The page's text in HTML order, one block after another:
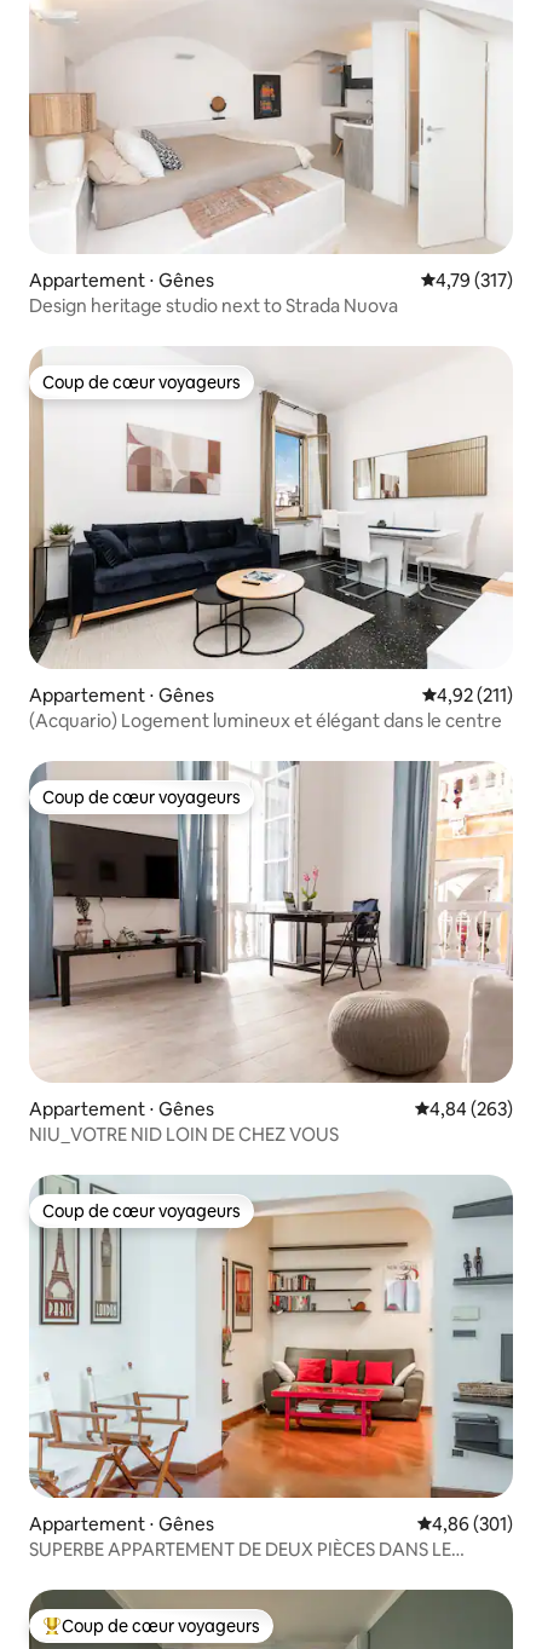
Appartement ⋅ Gênes Évaluation
4,79 (317)
Design heritage studio next to Strada Nuova
Coup de cœur voyageurs
Coup de cœur voyageurs
Appartement ⋅ Gênes Évaluation
4,92 (211)
(Acquario) Logement lumineux et élégant dans le centre
Coup de cœur voyageurs
Coup de cœur voyageurs
Appartement ⋅ Gênes Évaluation
4,84 (263)
NIU_VOTRE NID LOIN DE CHEZ VOUS
Coup de cœur voyageurs
Coup de cœur voyageurs
Appartement ⋅ Gênes Évaluation
4,86 (301)
SUPERBE APPARTEMENT DE DEUX PIÈCES DANS LE
Coups de cœur voyageurs les plus appréciés
Coup de cœur voyageurs